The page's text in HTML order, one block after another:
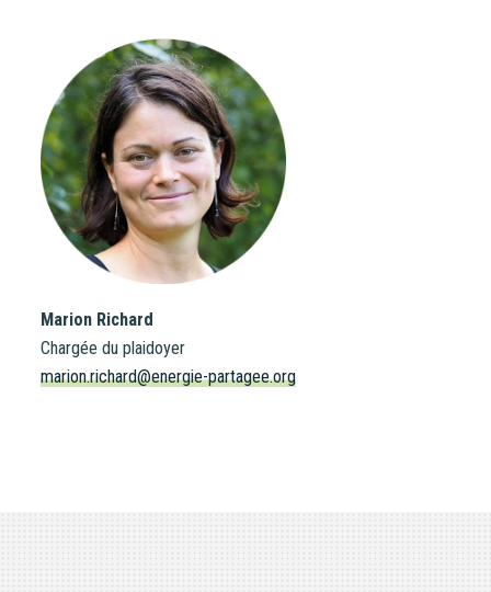
Marion Richard
Chargée du plaidoyer
marion.richard@energie-partagee.org